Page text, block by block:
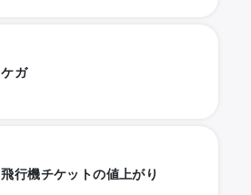
ケガ
飛行機チケットの値上がり